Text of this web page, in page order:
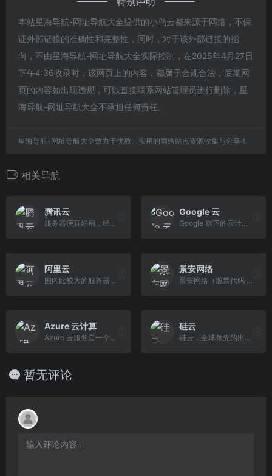
本站星海导航-网址导航大全提供的小鸟云都来源于网络，不保
证外部链接的准确性和完整性，同时，对于该外部链接的指
向，不由星海导航-网址导航大全实际控制，在2025年4月27日
下午4:36收录时，该网页上的内容，都属于合规合法，后期网
页的内容如出现违规，可以直接联系网站管理员进行删除，星
海导航-网址导航大全不承担任何责任。
星海导航-网址导航大全致力于优质、实用的网络站点资源收集与分享！
相关导航
腾讯云
服务器便宜好用，经常有促销活动
Google 云
Google 旗下的云计算平台
阿里云
国内比较大的服务器厂商，经常搞活动
景安网络
景安网络（股票代码 832757）是专业的数据中心服务商，主营互联网数据中心、云计算、CDN、互联网安全等业务。目前运营2万余台服务器，服务网站数量达30万个。景安网络为企业和开发者提供安全、稳定的服务器托管、云服务器、VPS、CDN、域名注册、云存储、云数据库、SSL证书等服务。
Azure 云计算
Azure 云服务是一个灵活的企业级公有云平台，提供数据库、云服务、云存储、人工智能互联网、CDN等高效、稳定、可扩展的云端服务，Azure 云计算平台还为企业提供一站式解决方案，快速精准定位用户需求，并了解适合企业的各种方案和相关的服务。
硅云
硅云，全球领先的出海IaaS云计算基础设施服务提供商，为数百万中小微企业和开发者降低全球化上云成本，提供香港云服务器、云虚拟主机、域名注册、免备案海外空间 、外贸网站服务器租用等产品和服务。
暂无评论